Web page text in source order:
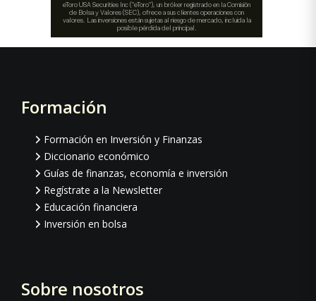
Footer
Formación
Formación en Inversión y Finanzas
Diccionario económico
Guías de finanzas, economía e inversión
Regístrate a la Newsletter
Educación financiera
Inversión en bolsa
Sobre nosotros